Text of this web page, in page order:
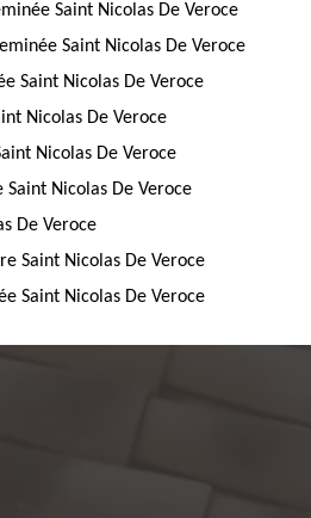
Saint Nicolas De Veroce
Saint Nicolas De Veroce
Saint Nicolas De Veroce
Nicolas De Veroce
Nicolas De Veroce
Nicolas De Veroce
De Veroce
Saint Nicolas De Veroce
Saint Nicolas De Veroce